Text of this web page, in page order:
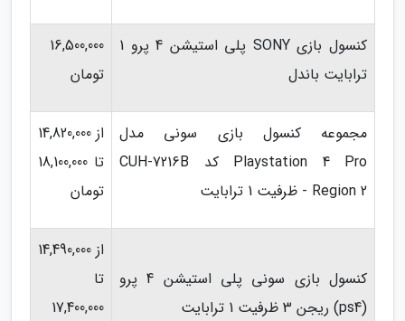
کنسول بازی SONY پلی استیشن 4 پرو 1
ترابایت باندل
16,500,000
تومان
مجموعه کنسول بازی سونی مدل
Playstation 4 Pro کد CUH-7216B
Region 2 - ظرفیت 1 ترابایت
از 14,820,000
تا 18,100,000
تومان
کنسول بازی سونی پلی استیشن 4 پرو
(ps4) ریجن 3 ظرفیت 1 ترابایت
از 14,490,000
تا
17,400,000